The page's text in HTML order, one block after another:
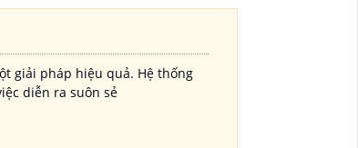
giải pháp hiệu quả. Hệ thống
diễn ra suôn sẻ